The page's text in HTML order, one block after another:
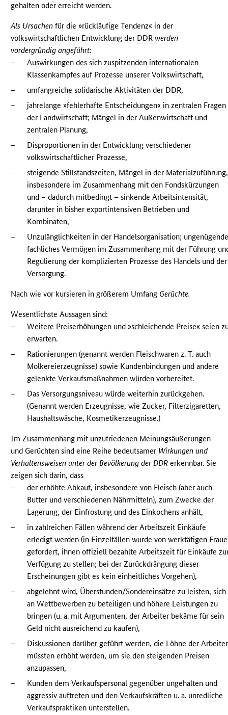
gehalten oder erreicht werden.
Als Ursachen für die »rückläufige Tendenz« in der
volkswirtschaftlichen Entwicklung der DDR werden
vordergründig angeführt:
–
Auswirkungen des sich zuspitzenden internationalen
Klassenkampfes auf Prozesse unserer Volkswirtschaft,
–
umfangreiche solidarische Aktivitäten der DDR,
–
jahrelange »fehlerhafte Entscheidungen« in zentralen Fragen
der Landwirtschaft; Mängel in der Außenwirtschaft und
zentralen Planung,
–
Disproportionen in der Entwicklung verschiedener
volkswirtschaftlicher Prozesse,
–
steigende Stillstandszeiten, Mängel in der Materialzuführung,
insbesondere im Zusammenhang mit den Fondskürzungen
und – dadurch mitbedingt – sinkende Arbeitsintensität,
darunter in bisher exportintensiven Betrieben und
Kombinaten,
–
Unzulänglichkeiten in der Handelsorganisation;
fachliches Vermögen im Zusammenhang mit der Führung
Regulierung der komplizierten Prozesse des Handels und der
Versorgung.
Nach wie vor kursieren in größerem Umfang Gerüchte.
Wesentlichste Aussagen sind:
–
Weitere Preiserhöhungen und »schleichende Preise« seien
erwarten.
–
Rationierungen (genannt werden Fleischwaren z. T. auch
Molkereierzeugnisse) sowie Kundenbindungen und andere
gelenkte Verkaufsmaßnahmen würden vorbereitet.
–
Das Versorgungsniveau würde weiterhin zurückgehen.
(Genannt werden Erzeugnisse, wie Zucker, Filterzigaretten,
Haushaltswäsche, Kosmetikerzeugnisse.)
Im Zusammenhang mit unzufriedenen Meinungsäußerungen
und Gerüchten sind eine Reihe bedeutsamer Wirkungen und
Verhaltensweisen unter der Bevölkerung derDDR erkennbar. Sie
zeigen sich darin, dass
–
der erhöhte Abkauf, insbesondere von Fleisch (aber auch
Butter und verschiedenen Nährmitteln), zum Zwecke der
Lagerung, der Einfrostung und des Einkochens anhält,
–
in zahlreichen Fällen während der Arbeitszeit Einkäufe
erledigt werden (in Einzelfällen wurde von werktätigen
gefordert, ihnen offiziell bezahlte Arbeitszeit für Einkäufe
Verfügung zu stellen; bei der Zurückdrängung dieser
Erscheinungen gibt es kein einheitliches Vorgehen),
–
abgelehnt wird, Überstunden/Sondereinsätze zu leisten, sich
an Wettbewerben zu beteiligen und höhere Leistungen zu
bringen (u. a. mit Argumenten, der Arbeiter bekäme für sein
Geld nicht ausreichend zu kaufen),
–
Diskussionen darüber geführt werden, die Löhne der Arbeiter
müssten erhöht werden, um sie den steigenden Preisen
anzupassen,
–
Kunden dem Verkaufspersonal gegenüber ungehalten und
aggressiv auftreten und den Verkaufskräften u. a. unredliche
Verkaufspraktiken unterstellen.